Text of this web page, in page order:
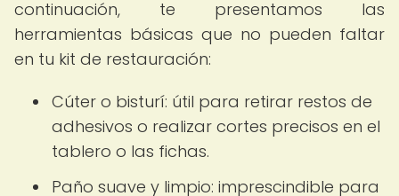
continuación, te presentamos las
herramientas básicas que no pueden faltar
en tu kit de restauración:
Cúter o bisturí: útil para retirar restos de
adhesivos o realizar cortes precisos en el
tablero o las fichas.
Paño suave y limpio: imprescindible para